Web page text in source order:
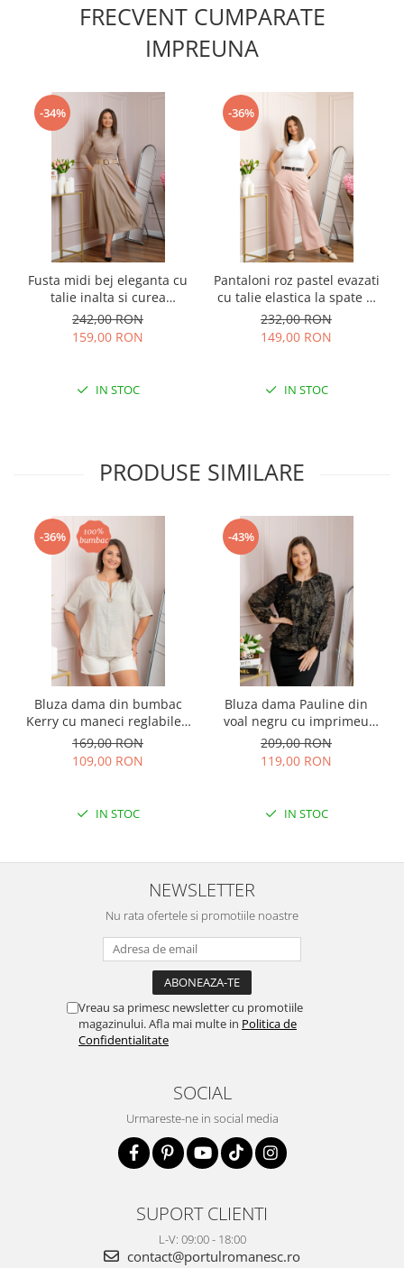
FRECVENT CUMPARATE
IMPREUNA
-34%
Fusta midi bej eleganta cu
talie inalta si curea
reglabila Ivy
242,00 RON
159,00 RON
IN STOC
-36%
Pantaloni roz pastel evazati
cu talie elastica la spate si
curea reglabila Molly
232,00 RON
149,00 RON
IN STOC
PRODUSE SIMILARE
-36%
Bluza dama din bumbac
Kerry cu maneci reglabile -
Ecru
169,00 RON
109,00 RON
IN STOC
-43%
Bluza dama Pauline din
voal negru cu imprimeu
floral auriu
209,00 RON
119,00 RON
IN STOC
NEWSLETTER
Nu rata ofertele si promotiile noastre
Vreau sa primesc newsletter cu promotiile
magazinului. Afla mai multe in Politica de
Confidentialitate
SOCIAL
Urmareste-ne in social media
SUPORT CLIENTI
L-V: 09:00 - 18:00
contact@portulromanesc.ro